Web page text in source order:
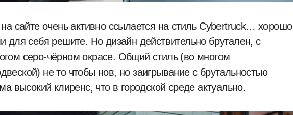
сайте очень активно ссылается на стиль Cybertruck… хорошо
себя решите. Но дизайн действительно брутален, с
серо-чёрном окрасе. Общий стиль (во многом
не то чтобы нов, но заигрывание с брутальностью
высокий клиренс, что в городской среде актуально.